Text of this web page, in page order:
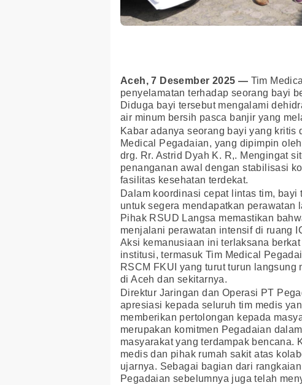
Aceh, 7 Desember 2025 — Tim
penyelamatan terhadap seorang bayi
Diduga bayi tersebut mengalami
air minum bersih pasca banjir yang
Kabar adanya seorang bayi yang
Medical Pegadaian, yang dipimpin
drg. Rr. Astrid Dyah K. R,. Mengingat
penanganan awal dengan stabilisasi
fasilitas kesehatan terdekat.
Dalam koordinasi cepat lintas tim,
untuk segera mendapatkan perawatan
Pihak RSUD Langsa memastikan
menjalani perawatan intensif di ruang
Aksi kemanusiaan ini terlaksana
institusi, termasuk Tim Medical
RSCM FKUI yang turut turun
di Aceh dan sekitarnya.
Direktur Jaringan dan Operasi PT
apresiasi kepada seluruh tim medis
memberikan pertolongan kepada
merupakan komitmen Pegadaian
masyarakat yang terdampak bencana.
medis dan pihak rumah sakit atas
ujarnya. Sebagai bagian dari
Pegadaian sebelumnya juga telah